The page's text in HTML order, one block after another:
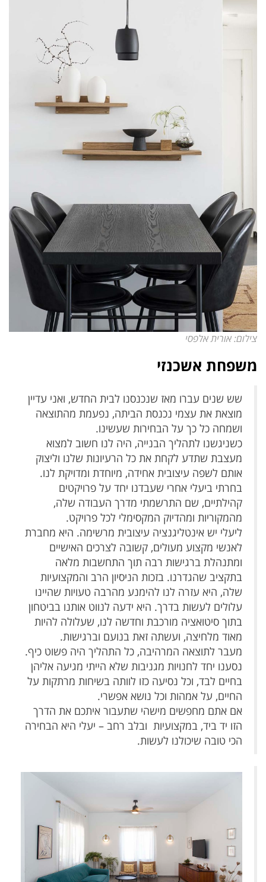
צילום: אורית אלפסי
משפחת אשכנזי
שש שנים עברו מאז שנכנסנו לבית החדש, ואני עדיין
מוצאת את עצמי נכנסת הביתה, נפעמת מהתוצאה
ושמחה כל כך על הבחירות שעשינו.
כשניגשנו לתהליך הבנייה, היה לנו חשוב למצוא
מעצבת שתדע לקחת את כל הרעיונות שלנו וליצוק
אותם לשפה עיצובית אחידה, מיוחדת ומדויקת לנו.
בחרתי ביעלי אחרי שעבדנו יחד על פרויקטים
קהילתיים, שם התרשמתי מדרך העבודה שלה,
מהמקוריות ומהדיוק המקסימלי לכל פרויקט.
ליעלי יש אינטליגנציה עיצובית מרשימה. היא מחברת
לאנשי מקצוע מעולים, קשובה לצרכים האישיים
ומתנהלת ברגישות רבה תוך התחשבות מלאה
בתקציב שהגדרנו. בזכות הניסיון הרב והמקצועיות
שלה, היא עזרה לנו להימנע מהרבה טעויות שהיינו
עלולים לעשות בדרך. היא ידעה לנווט אותנו בביטחון
בתוך סיטואציה מורכבת וחדשה לנו, שעלולה להיות
מאוד מלחיצה, ועשתה זאת בנועם וברגישות.
מעבר לתוצאה המרהיבה, כל התהליך היה פשוט כיף.
נסענו יחד לחנויות מגניבות שלא הייתי מגיעה אליהן
בחיים לבד, וכל נסיעה כזו לוותה בשיחות מרתקות על
החיים, על אמהות וכל נושא אפשרי.
אם אתם מחפשים מישהי שתעבור איתכם את הדרך
הזו יד ביד, במקצועיות ובלב רחב – יעלי היא הבחירה
הכי טובה שיכולנו לעשות.